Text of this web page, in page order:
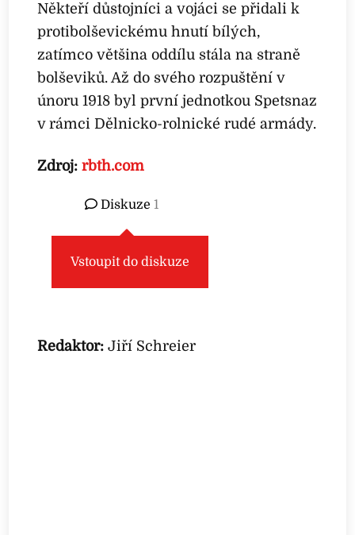
Někteří důstojníci a vojáci se přidali k
protibolševickému hnutí bílých,
zatímco většina oddílu stála na straně
bolševiků. Až do svého rozpuštění v
únoru 1918 byl první jednotkou Spetsnaz
v rámci Dělnicko-rolnické rudé armády.
Zdroj:rbth.com
Diskuze1
Vstoupit do diskuze
Redaktor:Jiří Schreier